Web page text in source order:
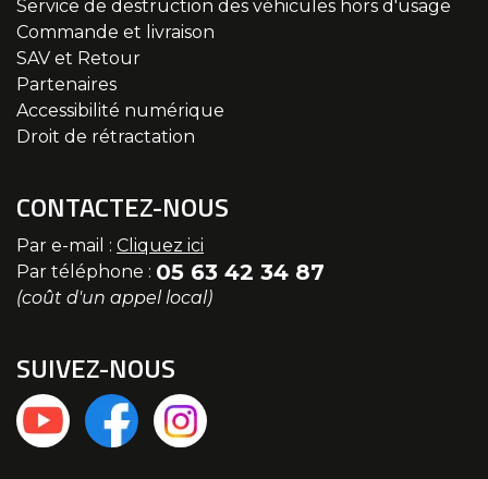
Service de destruction des véhicules hors d'usage
Commande et livraison
SAV et Retour
Partenaires
Accessibilité numérique
Droit de rétractation
CONTACTEZ-NOUS
Par e-mail : Cliquez ici
Par téléphone : 05 63 42 34 87
(coût d'un appel local)
SUIVEZ-NOUS